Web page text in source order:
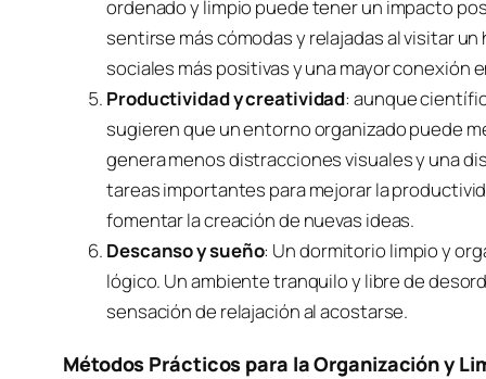
ordenado y limpio puede tener un impacto
sentirse más cómodas y relajadas al visitar
sociales más positivas y una mayor conexión
Productividad y creatividad: aunque
sugieren que un entorno organizado puede
genera menos distracciones visuales y una
tareas importantes para mejorar la
fomentar la creación de nuevas ideas.
Descanso y sueño: Un dormitorio limpio y
lógico. Un ambiente tranquilo y libre de
sensación de relajación al acostarse.
Métodos Prácticos para la Organización y